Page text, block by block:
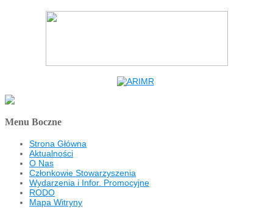
Menu Boczne
Strona Główna
Aktualności
O Nas
Członkowie Stowarzyszenia
Wydarzenia i Infor. Promocyjne
RODO
Mapa Witryny